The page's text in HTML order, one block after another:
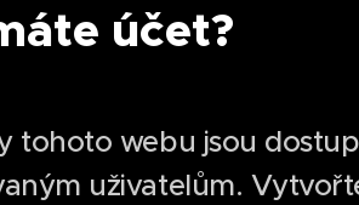
účet?
tohoto webu jsou
uživatelům.